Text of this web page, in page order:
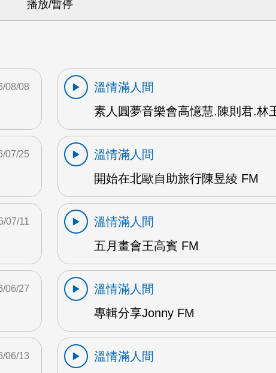
08/08
溫情滿人間
素人圓夢音樂會高憶慧.陳則君.林
07/25
溫情滿人間
開始在北歐自助旅行陳昱綾 FM
07/11
溫情滿人間
五月畫會王高賓 FM
06/27
溫情滿人間
專輯分享Jonny FM
06/13
溫情滿人間